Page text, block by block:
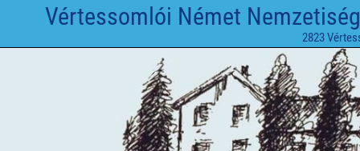
Vértessomlói Német
2823